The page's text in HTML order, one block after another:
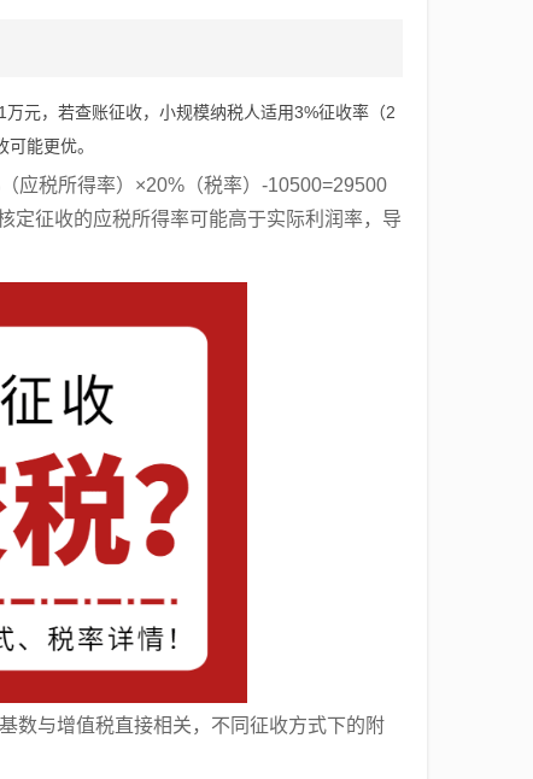
元，若查账征收，小规模纳税人适用3%征收率（2
能更优。
应税所得率）×20%（税率）-10500=29500
定征收的应税所得率可能高于实际利润率，导
数与增值税直接相关，不同征收方式下的附